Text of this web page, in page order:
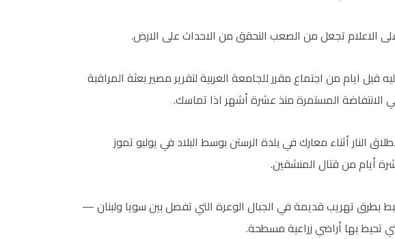
الاعلام تجعل من الصعب التحقق من الاحداث على الارض.
ايام من اجتماع مقرر للجامعة العربية لتقرير مصير بعثة المراقبة
الانتفاضة المستمرة منذ عشرة أشهر اذا تماسك.
النار أثناء معارك في بلدة الرستن بوسط البلاد في يوليو تموز
أيام من قتال المنشقين.
بطرق تهريب قديمة في الجبال الوعرة التي تفصل بين سويا ولبنان —
تحيط بها أراضي زراعية مسطحة.